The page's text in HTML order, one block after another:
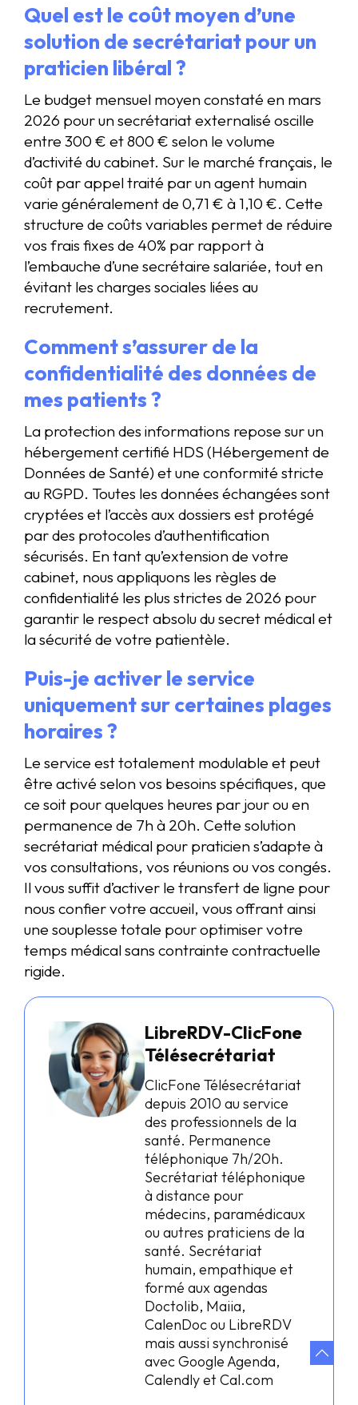
Quel est le coût moyen d’une
solution de secrétariat pour un
praticien libéral ?
Le budget mensuel moyen constaté en mars
2026 pour un secrétariat externalisé oscille
entre 300 € et 800 € selon le volume
d’activité du cabinet. Sur le marché français, le
coût par appel traité par un agent humain
varie généralement de 0,71 € à 1,10 €. Cette
structure de coûts variables permet de réduire
vos frais fixes de 40% par rapport à
l’embauche d’une secrétaire salariée, tout en
évitant les charges sociales liées au
recrutement.
Comment s’assurer de la
confidentialité des données de
mes patients ?
La protection des informations repose sur un
hébergement certifié HDS (Hébergement de
Données de Santé) et une conformité stricte
au RGPD. Toutes les données échangées sont
cryptées et l’accès aux dossiers est protégé
par des protocoles d’authentification
sécurisés. En tant qu’extension de votre
cabinet, nous appliquons les règles de
confidentialité les plus strictes de 2026 pour
garantir le respect absolu du secret médical et
la sécurité de votre patientèle.
Puis-je activer le service
uniquement sur certaines plages
horaires ?
Le service est totalement modulable et peut
être activé selon vos besoins spécifiques, que
ce soit pour quelques heures par jour ou en
permanence de 7h à 20h. Cette solution
secrétariat médical pour praticien s’adapte à
vos consultations, vos réunions ou vos congés.
Il vous suffit d’activer le transfert de ligne pour
nous confier votre accueil, vous offrant ainsi
une souplesse totale pour optimiser votre
temps médical sans contrainte contractuelle
rigide.
LibreRDV-ClicFone
Télésecrétariat
ClicFone Télésecrétariat
depuis 2010 au service
des professionnels de la
santé. Permanence
téléphonique 7h/20h.
Secrétariat téléphonique
à distance pour
médecins, paramédicaux
ou autres praticiens de la
santé. Secrétariat
humain, empathique et
formé aux agendas
Doctolib, Maiia,
CalenDoc ou LibreRDV
mais aussi synchronisé
avec Google Agenda,
Calendly et Cal.com